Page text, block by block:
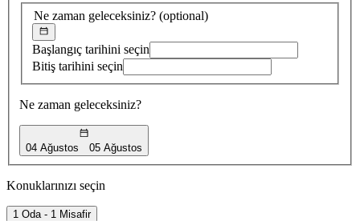
Ne zaman geleceksiniz? (optional)
Başlangıç tarihini seçin
Bitiş tarihini seçin
Ne zaman geleceksiniz?
04 Ağustos 05 Ağustos
Konuklarınızı seçin
1 Oda - 1 Misafir